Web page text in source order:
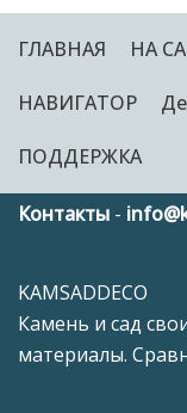
ГЛАВНАЯ НА
НАВИГАТОР
ПОДДЕРЖКА
Контакты -
KAMSADDECO
Камень и сад
материалы.